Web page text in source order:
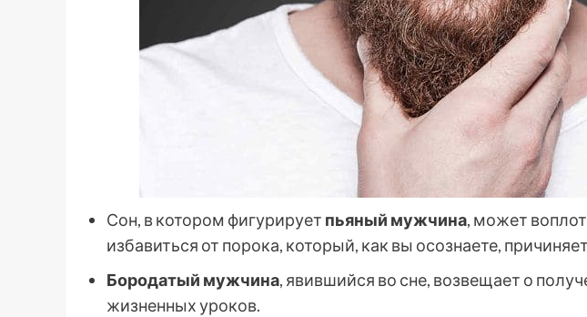
Сон, в котором фигурирует пьяный мужчина, может
избавиться от порока, который, как вы осознаете,
Бородатый мужчина, явившийся во сне, возвещает о
жизненных уроков.